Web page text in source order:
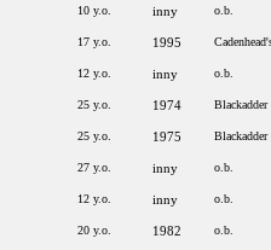
10 y.o. inny o.b.
17 y.o. 1995
12 y.o. inny o.b.
25 y.o. 1974 Blackadder
25 y.o. 1975 Blackadder
27 y.o. inny o.b.
12 y.o. inny o.b.
20 y.o. 1982 o.b.